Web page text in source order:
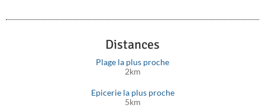
Distances
Plage la plus proche
2km
Epicerie la plus proche
5km